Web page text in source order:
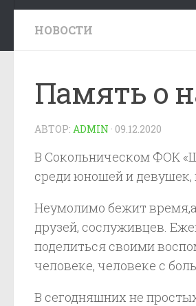
НОВОСТИ
Память о
АВТОР: ADMIN · 09.12.2020
В Сокольническом ФОК
среди юношей и девушек,
Неумолимо бежит
друзей, сослуживцев.
поделиться своими
человеке, человеке с
В сегодняшних не